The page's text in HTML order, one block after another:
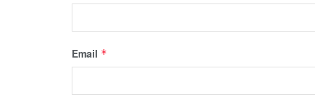
Email *